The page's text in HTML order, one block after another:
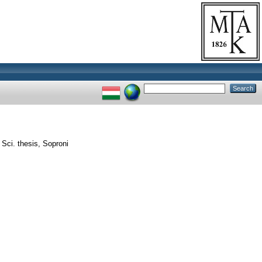
thesis, Soproni